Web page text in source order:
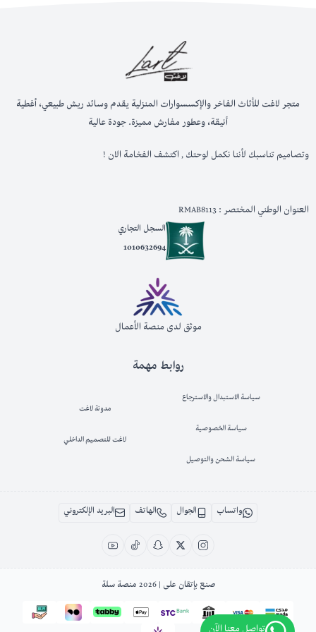
روابط مهمة
سياسة الاستبدال والاسترجاع
سياسة الخصوصية
سياسة الشحن والتوصيل
مدونة لاغت
لاغت للتصميم الداخلي
متجر لاغت للأثاث الفاخر والإكسسوارات المنزلية يقدم وسائد ريش طبيعي، أغطية
أنيقة، وعطور مفارش مميزة. جودة عالية
وتصاميم تناسبك لأننا نكمل لوحتك , اكتشف الفخامة الان !
العنوان الوطني المختصر : RMAB8113
السجل التجاري
1010632694
موثق لدى منصة الأعمال
واتساب الجوال الهاتف البريد الإلكتروني
صنع بإتقان على | 2026 منصة سلة